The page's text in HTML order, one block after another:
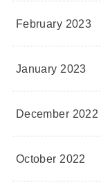
February 2023
January 2023
December 2022
October 2022